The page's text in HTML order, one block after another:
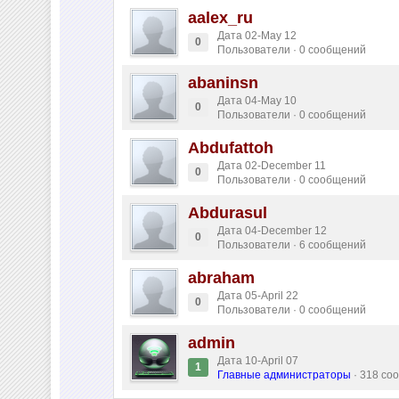
aalex_ru
0
Дата 02-May 12
Пользователи · 0 сообщений
abaninsn
0
Дата 04-May 10
Пользователи · 0 сообщений
Abdufattoh
0
Дата 02-December 11
Пользователи · 0 сообщений
Abdurasul
0
Дата 04-December 12
Пользователи · 6 сообщений
abraham
0
Дата 05-April 22
Пользователи · 0 сообщений
admin
1
Дата 10-April 07
Главные администраторы · 318